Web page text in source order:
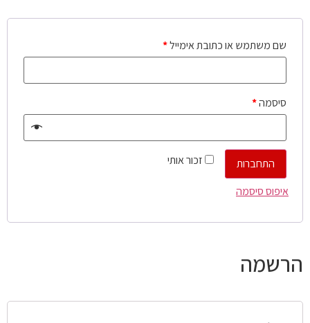
שם משתמש או כתובת אימייל*
סיסמה*
זכור אותי
התחברות
איפוס סיסמה
הרשמה